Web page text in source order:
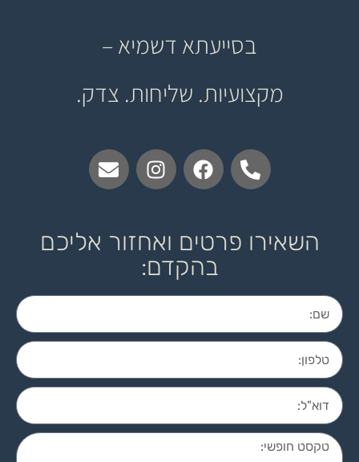
בסייעתא דשמיא –
מקצועיות. שליחות. צדק.
השאירו פרטים ואחזור אליכם
בהקדם: